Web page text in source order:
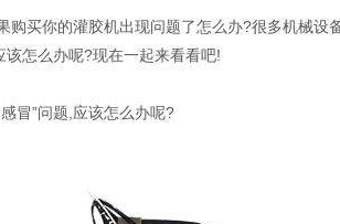
购买你的灌胶机出现问题了怎么办?很多机械设
该怎么办呢?现在一起来看看吧!
冒”问题,应该怎么办呢?